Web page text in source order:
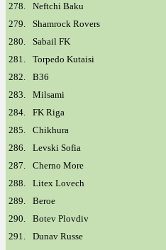
278.
Neftchi Baku
279.
Shamrock Rovers
280.
Sabail FK
281.
Torpedo Kutaisi
282.
B36
283.
Milsami
284.
FK Riga
285.
Chikhura
286.
Levski Sofia
287.
Cherno More
288.
Litex Lovech
289.
Beroe
290.
Botev Plovdiv
291.
Dunav Russe